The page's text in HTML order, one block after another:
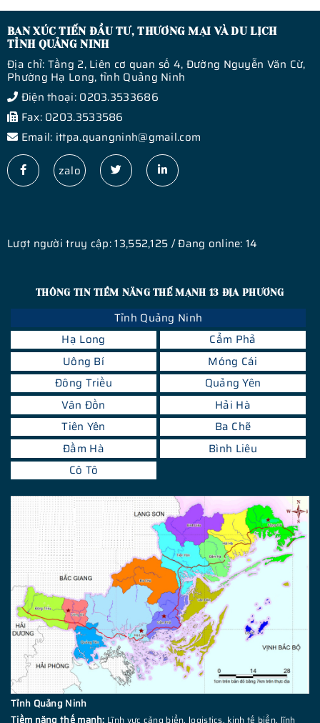
BAN XÚC TIẾN ĐẦU TƯ, THƯƠNG MẠI VÀ DU LỊCH
TỈNH QUẢNG NINH
Địa chỉ: Tầng 2, Liên cơ quan số 4, Đường Nguyễn Văn Cừ,
Phường Hạ Long, tỉnh Quảng Ninh
Điện thoại: 0203.3533686
Fax: 0203.3533586
Email: ittpa.quangninh@gmail.com
zalo
Lượt người truy cập: 13,552,125 / Đang online: 14
THÔNG TIN TIỀM NĂNG THẾ MẠNH 13 ĐỊA PHƯƠNG
Tỉnh Quảng Ninh
Hạ Long
Cẩm Phả
Uông Bí
Móng Cái
Đông Triều
Quảng Yên
Vân Đồn
Hải Hà
Tiên Yên
Ba Chẽ
Đầm Hà
Bình Liêu
Cô Tô
Tỉnh Quảng Ninh
Tiềm năng thế mạnh: Lĩnh vực cảng biển, logistics, kinh tế biển, lĩnh